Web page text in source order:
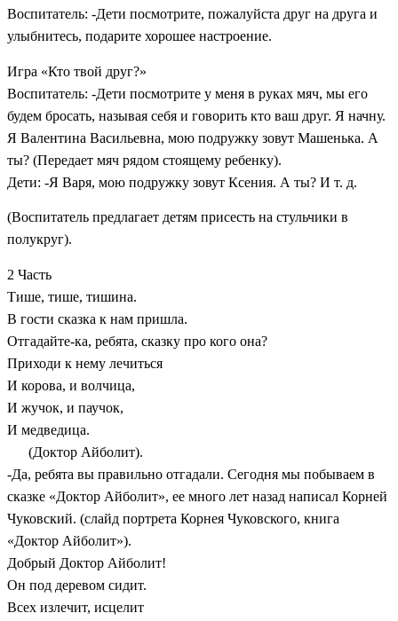
Воспитатель: -Дети посмотрите, пожалуйста друг на друга и
улыбнитесь, подарите хорошее настроение.
Игра «Кто твой друг?»
Воспитатель: -Дети посмотрите у меня в руках мяч, мы его
будем бросать, называя себя и говорить кто ваш друг. Я начну.
Я Валентина Васильевна, мою подружку зовут Машенька. А
ты? (Передает мяч рядом стоящему ребенку).
Дети: -Я Варя, мою подружку зовут Ксения. А ты? И т. д.
(Воспитатель предлагает детям присесть на стульчики в
полукруг).
2 Часть
Тише, тише, тишина.
В гости сказка к нам пришла.
Отгадайте-ка, ребята, сказку про кого она?
Приходи к нему лечиться
И корова, и волчица,
И жучок, и паучок,
И медведица.
(Доктор Айболит).
-Да, ребята вы правильно отгадали. Сегодня мы побываем в
сказке «Доктор Айболит», ее много лет назад написал Корней
Чуковский. (слайд портрета Корнея Чуковского, книга
«Доктор Айболит»).
Добрый Доктор Айболит!
Он под деревом сидит.
Всех излечит, исцелит